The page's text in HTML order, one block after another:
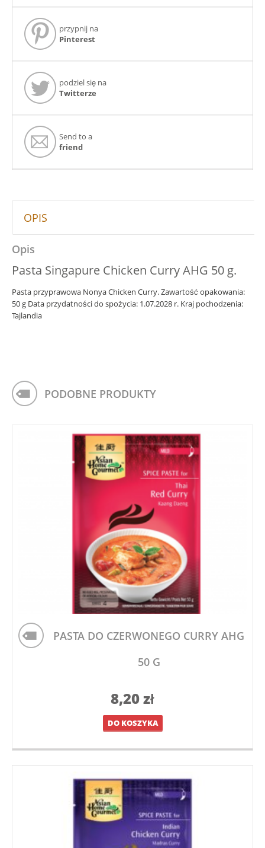
przypnij na
Pinterest
podziel się na
Twitterze
Send to a
friend
OPIS
Opis
Pasta Singapure Chicken Curry AHG 50 g.
Pasta przyprawowa Nonya Chicken Curry. Zawartość opakowania:
50 g Data przydatności do spożycia: 1.07.2028 r. Kraj pochodzenia:
Tajlandia
PODOBNE PRODUKTY
PASTA DO CZERWONEGO CURRY AHG
50 G
8,20zł
DO KOSZYKA